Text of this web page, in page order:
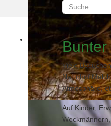
Suchen
Type 2 or
Bunter
Viele
Naturhof
Atmosphäre,
Auf Kinder,